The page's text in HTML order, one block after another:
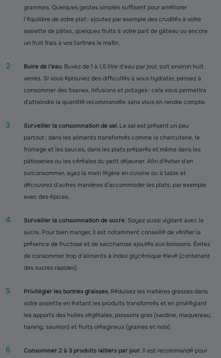
grammes. Quelques gestes simples suffisent pour améliorer
l’équilibre de votre plat : ajoutez par exemple des crudités à votre
assiette de pâtes, quelques fruits à votre part de gâteau ou encore
un fruit frais à vos tartines le matin.
Boire de l’eau. Buvez de 1 à 1,5 litre d’eau par jour, soit environ huit
verres. Si vous éprouvez des difficultés à vous hydrater, pensez à
consommer des tisanes, infusions et potages : cela vous permettra
d’atteindre la quantité recommandée sans vous en rendre compte.
Surveiller la consommation de sel. Le sel est présent un peu
partout : dans les aliments transformés comme la charcuterie, le
fromage et les sauces, dans les plats préparés et même dans les
pâtisseries ou les céréales du petit déjeuner. Afin d’éviter d’en
surconsommer, ayez la main légère en cuisine ou à table et
découvrez d’autres manières d’accommoder les plats, par exemple
avec des épices.
Surveiller la consommation de sucre. Soyez aussi vigilant avec le
sucre. Pour bien manger, il est notamment conseillé de vérifier la
présence de fructose et de saccharose ajoutés aux boissons. Évitez
de consommer trop d’aliments à index glycémique élevé (contenant
des sucres rapides).
Privilégier les bonnes graisses. Réduisez les matières grasses dans
votre assiette en évitant les produits transformés et en privilégiant
les apports des huiles végétales, poissons gras (sardine, maquereau,
hareng, saumon) et fruits oléagineux (graines et noix).
Consommer 2 à 3 produits laitiers par jour. Il est recommandé pour